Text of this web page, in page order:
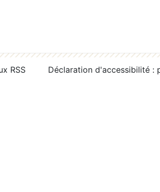
RSS Déclaration d'accessibilité :